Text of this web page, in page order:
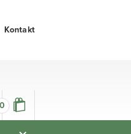
0
Kontakt